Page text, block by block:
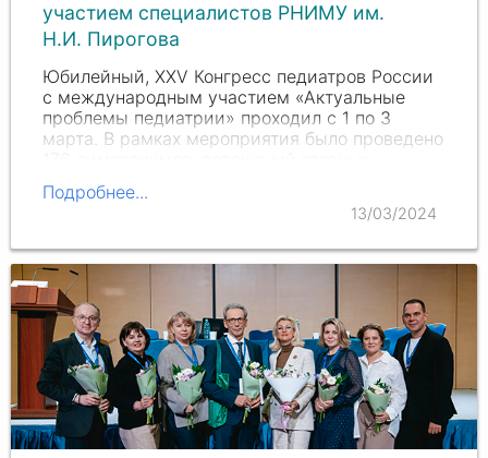
участием специалистов РНИМУ им.
Н.И. Пирогова
Юбилейный, ХХV Конгресс педиатров России
с международным участием «Актуальные
проблемы педиатрии» проходил с 1 по 3
марта. В рамках мероприятия было проведено
столов, панельных…
Подробнее...
13/03/2024